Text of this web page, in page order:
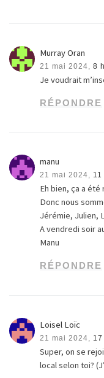
Murray Oran
21 mai 2024, 8
Je voudrait
RÉPONDRE
manu
21 mai 2024,
Eh bien, ça a été
Donc nous
Jérémie, Julien,
A vendredi soir
Manu
RÉPONDRE
Loisel Loïc
21 mai 2024,
Super, on se
local selon toi?